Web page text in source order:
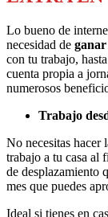
Lo bueno de
necesidad de
con tu trabajo, hasta
cuenta propia a
numerosos
Trabajo
No necesitas hacer
trabajo a tu casa al
de desplazamiento
mes que puedes
Ideal si tienes en